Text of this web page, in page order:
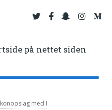
på nettet siden
med I